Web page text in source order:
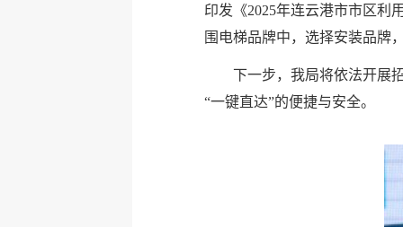
印发《2025年连云港市市区利
围电梯品牌中，选择安装品牌
下一步，我局将依法开展
“一键直达”的便捷与安全。